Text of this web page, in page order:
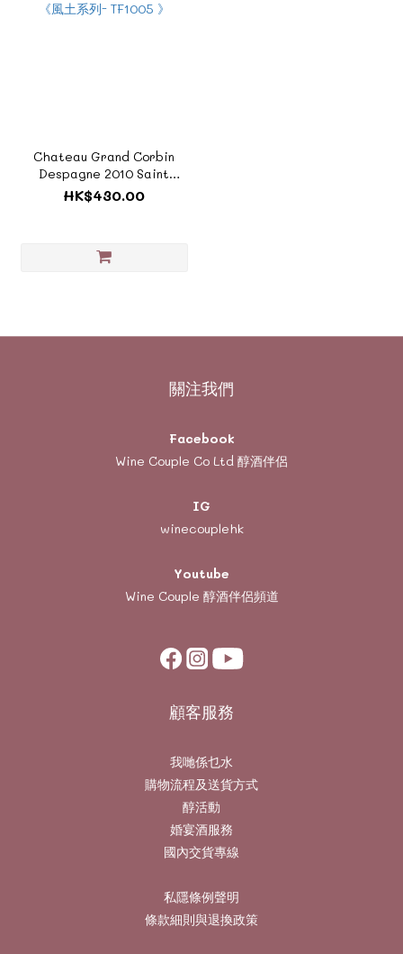
Chateau Grand Corbin
Despagne 2010 Saint
Emilion Grand Cru Classe 高
班德城堡《風土系列- TF1005
HK$430.00
關注我們
Facebook
Wine Couple Co Ltd 醇酒伴侶
IG
winecouplehk
Youtube
Wine Couple 醇酒伴侶頻道
顧客服務
我哋係乜水
購物流程及送貨方式
醇活動
婚宴酒服務
國內交貨專線
私隱條例聲明
條款細則與退換政策